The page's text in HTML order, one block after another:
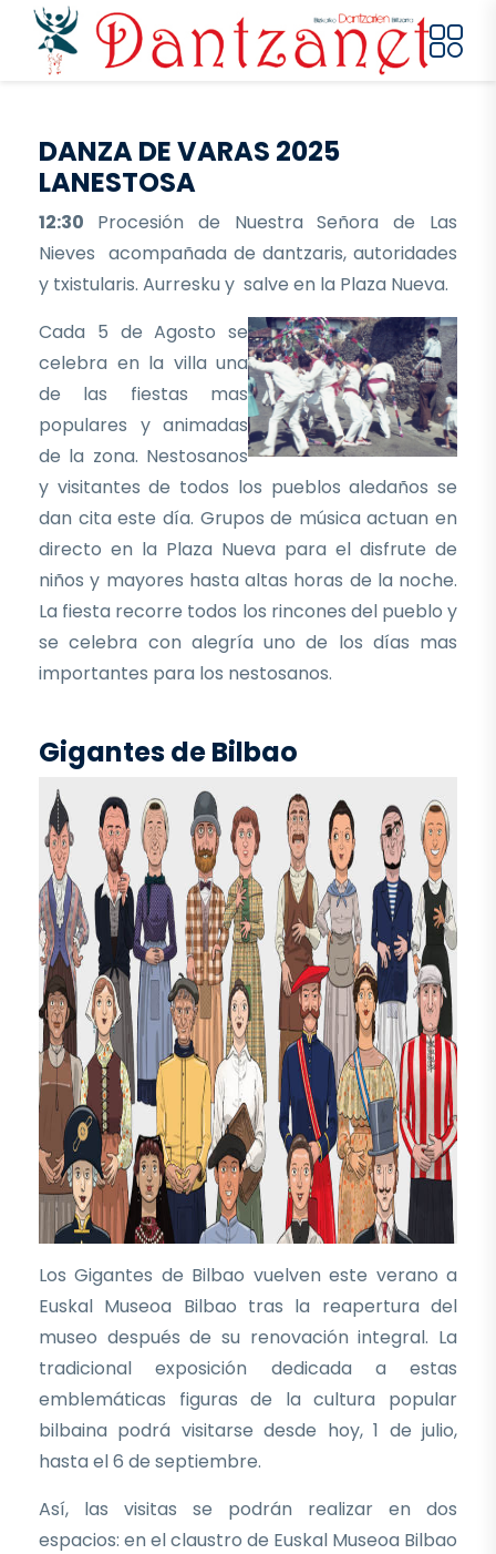
Pasar al contenido principal
DANZA DE VARAS 2025
LANESTOSA
12:30 Procesión de Nuestra Señora de Las
Nieves acompañada de dantzaris, autoridades
y txistularis. Aurresku y salve en la Plaza Nueva.
Cada 5 de Agosto se
celebra en la villa una
de las fiestas mas
populares y animadas
de la zona. Nestosanos
y visitantes de todos los pueblos aledaños se
dan cita este día. Grupos de música actuan en
directo en la Plaza Nueva para el disfrute de
niños y mayores hasta altas horas de la noche.
La fiesta recorre todos los rincones del pueblo y
se celebra con alegría uno de los días mas
importantes para los nestosanos.
Gigantes de Bilbao
Los Gigantes de Bilbao vuelven este verano a
Euskal Museoa Bilbao tras la reapertura del
museo después de su renovación integral. La
tradicional exposición dedicada a estas
emblemáticas figuras de la cultura popular
bilbaina podrá visitarse desde hoy, 1 de julio,
hasta el 6 de septiembre.
Así, las visitas se podrán realizar en dos
espacios: en el claustro de Euskal Museoa Bilbao